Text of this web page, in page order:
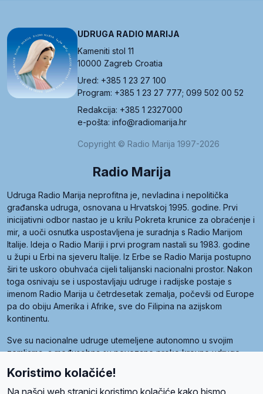
UDRUGA RADIO MARIJA
Kameniti stol 11
10000 Zagreb Croatia
Ured: +385 1 23 27 100
Program: +385 1 23 27 777; 099 502 00 52
Redakcija: +385 1 2327000
e-pošta: info@radiomarija.hr
Copyright © Radio Marija 1997-2026
Radio Marija
Udruga Radio Marija neprofitna je, nevladina i nepolitička
građanska udruga, osnovana u Hrvatskoj 1995. godine. Prvi
inicijativni odbor nastao je u krilu Pokreta krunice za obraćenje i
mir, a uoči osnutka uspostavljena je suradnja s Radio Marijom
Italije. Ideja o Radio Mariji i prvi program nastali su 1983. godine
u župi u Erbi na sjeveru Italije. Iz Erbe se Radio Marija postupno
širi te uskoro obuhvaća cijeli talijanski nacionalni prostor. Nakon
toga osnivaju se i uspostavljaju udruge i radijske postaje s
imenom Radio Marija u četrdesetak zemalja, počevši od Europe
pa do obiju Amerika i Afrike, sve do Filipina na azijskom
kontinentu.
Sve su nacionalne udruge utemeljene autonomno u svojim
zemljama, a međusobna su povezane preko krovne udruge
Radio Maria). Svjetsku obitelj utemeljilo je sedam članica, među
kojima je i hrvatska Udruga Radio Marija.
Koristimo kolačiće!
Na našoj web stranici koristimo kolačiće kako bismo